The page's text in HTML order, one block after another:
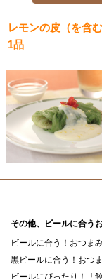
レモンの皮（を含
1品
その他、ビールに合う
ビールに合う！おつま
黒ビールに合う！おつ
ビールにぴったり！「餃